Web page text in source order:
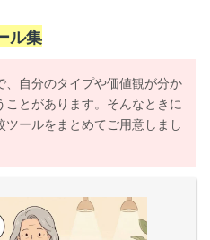
ル集
、自分のタイプや価値観が分か
ことがあります。そんなときに
ツールをまとめてご用意しまし